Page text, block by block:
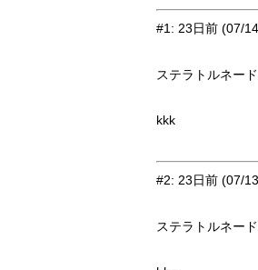
#1: 23日前 (07/
ステラトルネー
kkk
#2: 23日前 (07/
ステラトルネー